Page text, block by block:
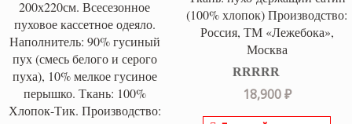
200х220см. Всесезонное
пуховое кассетное одеяло.
Наполнитель: 90% гусиный
пух (смесь белого и серого
пуха), 10% мелкое гусиное
перышко. Ткань: 100%
Хлопок-Тик. Производство:
(100% хлопок) Производство:
Россия, ТМ «Лежебока»,
Москва
Оценка5.00
из 5
18,900₽